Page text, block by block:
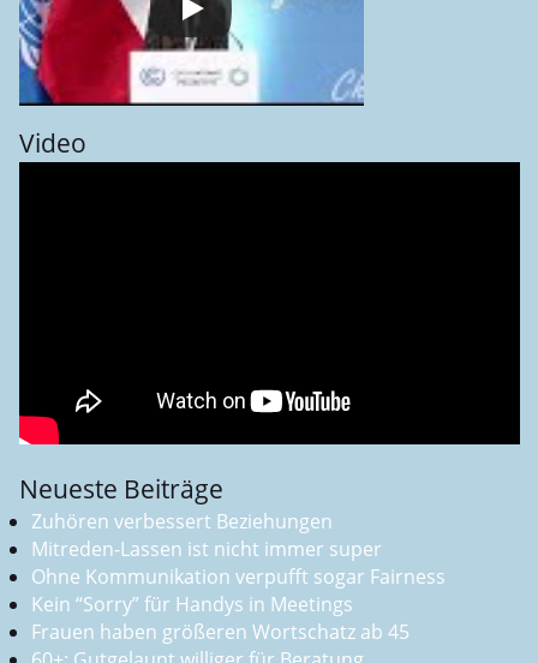
Video
Neueste Beiträge
Zuhören verbessert Beziehungen
Mitreden-Lassen ist nicht immer super
Ohne Kommunikation verpufft sogar Fairness
Kein “Sorry” für Handys in Meetings
Frauen haben größeren Wortschatz ab 45